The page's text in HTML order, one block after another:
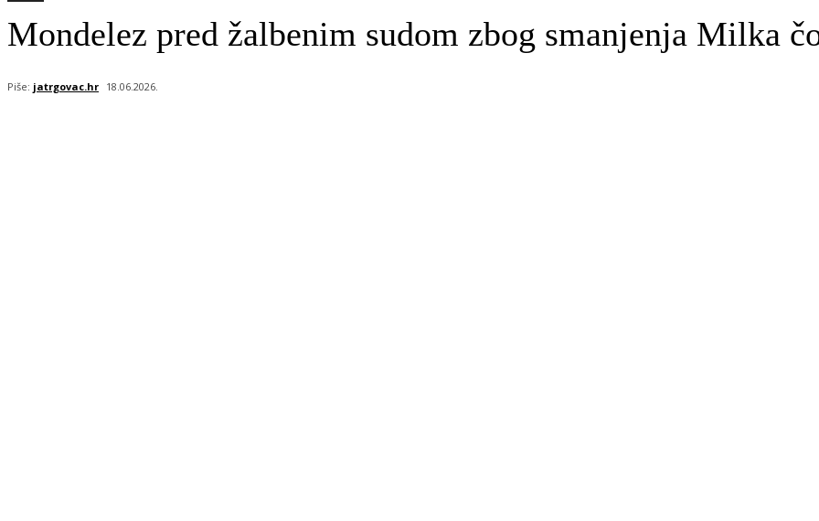
Mondelez pred žalbenim sudom zbog smanjenja Milka
Piše: jatrgovac.hr 18.06.2026.